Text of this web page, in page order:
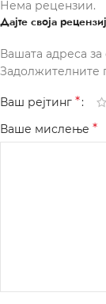
Нема рецензии.
Дајте своја
Вашата адреса
Задолжителните
Ваш рејтинг *
Ваше мислење *